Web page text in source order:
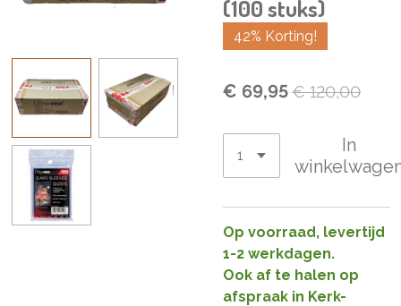
(100 stuks)
42% Korting!
€ 69,95€ 120,00
In
Op voorraad, levertijd
1-2 werkdagen.
Ook af te halen op
afspraak in Kerk-